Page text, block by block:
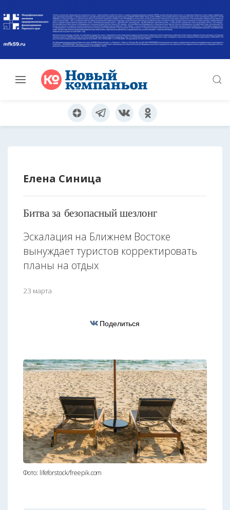
Елена Синица
Битва за безопасный шезлонг
Эскалация на Ближнем Востоке
вынуждает туристов корректировать
планы на отдых
23 марта
Поделиться
Фото: lifeforstock/freepik.com